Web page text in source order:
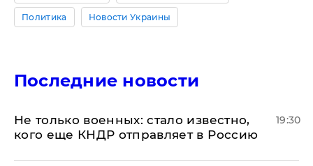
Политика Новости Украины
Последние новости
Не только военных: стало известно,
кого еще КНДР отправляет в Россию
19:30